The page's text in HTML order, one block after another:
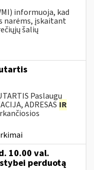
informuoja, kad
narėms, įskaitant
šalių
Paslaugų
ADRESAS IR
10.00 val.
perduotą